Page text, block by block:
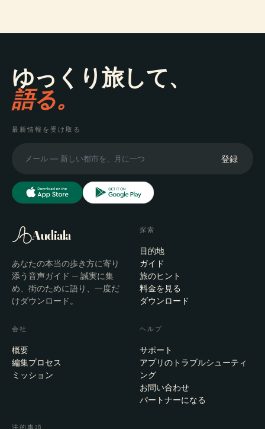
ゆっくり旅して、
語る。
最新情報を受け取る
登録
Audiala
あなたの本当の歩き方に寄り
添う音声ガイド — 誠実に集
め、街のために語り、一度だ
けダウンロード。
探索
目的地
ガイド
旅のヒント
料金を見る
ダウンロード
会社
概要
編集プロセス
ミッション
ヘルプ
サポート
アプリのトラブルシューティ
ング
お問い合わせ
パートナーになる